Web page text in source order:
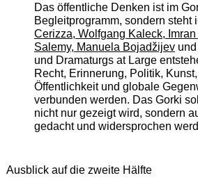
Das öffentliche Denken ist im
Begleitprogramm, sondern steht
Cerizza, Wolfgang Kaleck,
Salemy, Manuela Bojadžijevund
und Dramaturgs at Large
Recht, Erinnerung, Politik,
Öffentlichkeit und globale
verbunden werden. Das Gorki
nicht nur gezeigt wird, sondern
gedacht und widersprochen
Ausblick auf die zweite Hälfte